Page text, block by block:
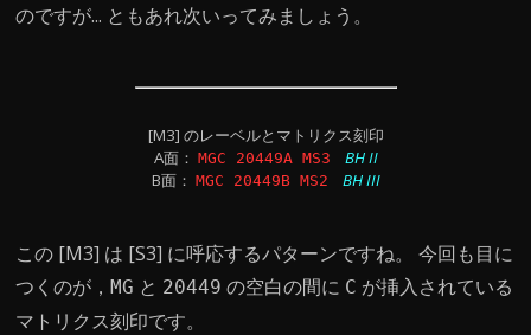
のですが... ともあれ次いってみましょう。
[M3] のレーベルとマトリクス刻印
A面： MGC 20449A MS3
BH II
B面： MGC 20449B MS2 BH III
この [M3] は [S3] に呼応するパターンですね。 今回も目に
つくのが， MG と 20449 の空白の間に C が挿入されている
マトリクス刻印です。